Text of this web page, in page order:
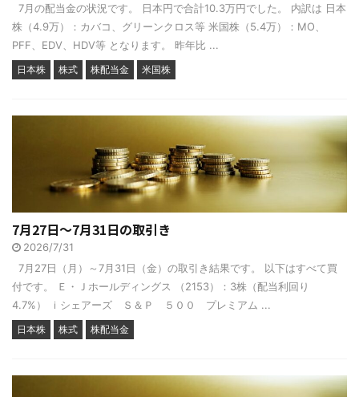
7月の配当金の状況です。 日本円で合計10.3万円でした。 内訳は 日本
株（4.9万）：カバコ、グリーンクロス等 米国株（5.4万）：MO、
PFF、EDV、HDV等 となります。 昨年比 ...
日本株 株式 株配当金 米国株
7月27日～7月31日の取引き
2026/7/31
7月27日（月）～7月31日（金）の取引き結果です。 以下はすべて買
付です。 Ｅ・Ｊホールディングス （2153）：3株（配当利回り
4.7%） ｉシェアーズ Ｓ＆Ｐ ５００ プレミアム ...
日本株 株式 株配当金